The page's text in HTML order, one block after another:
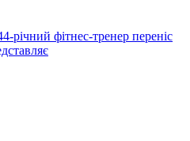
річний фітнес-тренер переніс